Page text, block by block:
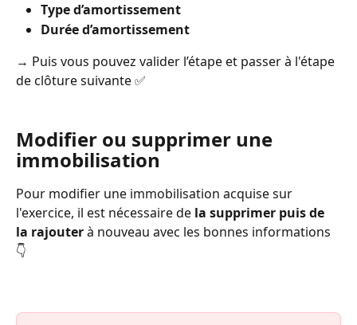
Type d’amortissement
Durée d’amortissement
→ Puis vous pouvez valider l’étape et passer à l'étape
de clôture suivante ✅
Modifier ou supprimer une
immobilisation
Pour modifier une immobilisation acquise sur
l'exercice, il est nécessaire de la supprimer puis de
la rajouter à nouveau avec les bonnes informations
👇